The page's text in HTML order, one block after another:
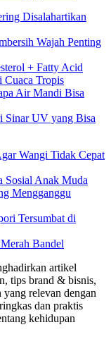
Disalahartikan
Wajah Penting
+ Fatty Acid
Tropis
Air Mandi Bisa
Sinar UV yang Bisa
Wangi Tidak Cepat
Sosial Anak Muda
Mengganggu
Tersumbat di
Bandel
artikel
tips brand & bisnis,
yang relevan dengan
dan praktis
kehidupan